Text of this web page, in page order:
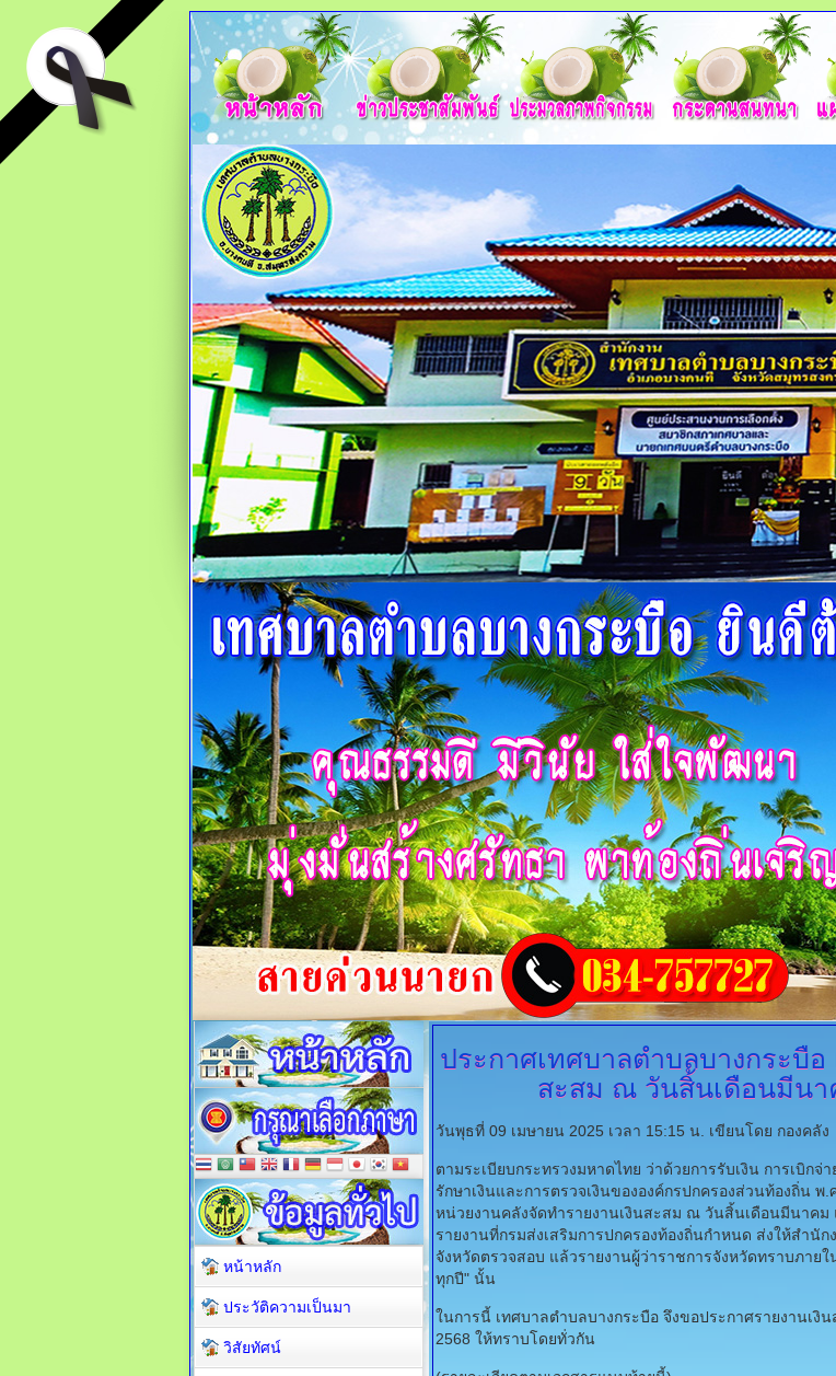
ประกาศเทศบาลตำบลบางกระบือ
สะสม ณ วันสิ้นเดือนมีนา
วันพุธที่ 09 เมษายน 2025 เวลา 15:15 น. เขียนโดย กองคลัง
ตามระเบียบกระทรวงมหาดไทย ว่าด้วยการรับเงิน การเบิกจ่า
รักษาเงินและการตรวจเงินขององค์กรปกครองส่วนท้องถิ่น พ
หน่วยงานคลังจัดทำรายงานเงินสะสม ณ วันสิ้นเดือนมีนาคม
รายงานที่กรมส่งเสริมการปกครองท้องถิ่นกำหนด ส่งให้สำนัก
จังหวัดตรวจสอบ แล้วรายงานผู้ว่าราชการจังหวัดทราบภาย
ทุกปี" นั้น
ในการนี้ เทศบาลตำบลบางกระบือ จึงขอประกาศรายงานเ
2568 ให้ทราบโดยทั่วกัน
หน้าหลัก
ประวัติความเป็นมา
วิสัยทัศน์